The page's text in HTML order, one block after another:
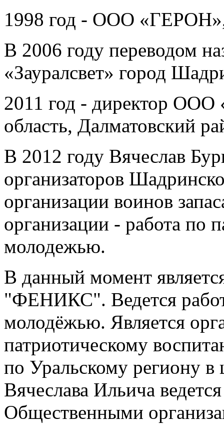
1998 год - ООО «ГЕРОН»,
В 2006 году переводом
«Зауралсвет» город
2011 год - директор ООО
область, Далматовский
В 2012 году Вячеслав
организаторов
организации воинов
организации - работа по
молодежью.
В данный момент
"ФЕНИКС". Ведется
молодёжью. Является
патриотическому
по Уральскому региону
Вячеслава Ильича
Общественными